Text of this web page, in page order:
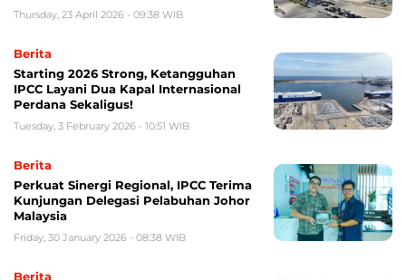
Thursday, 23 April 2026 - 09:38 WIB
Berita
Starting 2026 Strong, Ketangguhan
IPCC Layani Dua Kapal Internasional
Perdana Sekaligus!
Tuesday, 3 February 2026 - 10:51 WIB
Berita
Perkuat Sinergi Regional, IPCC Terima
Kunjungan Delegasi Pelabuhan Johor
Malaysia
Friday, 30 January 2026 - 08:38 WIB
Berita